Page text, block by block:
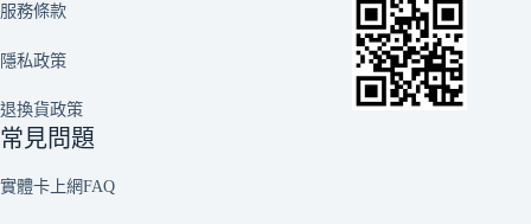
服務條款
隱私政策
退換貨政策
常見問題
實體卡上網FAQ